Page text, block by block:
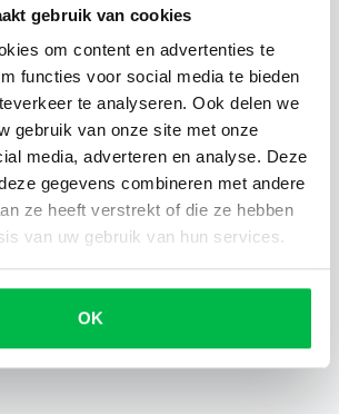
gebruik van cookies
om content en advertenties te
functies voor social media te bieden
te analyseren. Ook delen we
gebruik van onze site met onze
media, adverteren en analyse. Deze
gegevens combineren met andere
ze heeft verstrekt of die ze hebben
van uw gebruik van hun services.
OK
er gewoon aan toegeven en
zijn vaak niet meer
rompslomp die komt kijken bij
van zo'n caravan en alles
vaak niet op tegen de tijd en
kwijt bent. De caravan inkopers
regelen de RDW
sloop caravan ter plekke, u bent
overal vanaf. Als het dan toch
gingen u voor.